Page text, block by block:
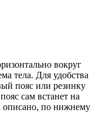
вокруг
тела. Для удобства
пояс или резинку
сам встанет на
описано, по нижнему